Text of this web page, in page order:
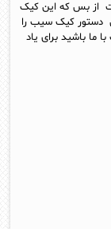
از بس که این کیک
دستور کیک سیب را
ما باشید برای یاد